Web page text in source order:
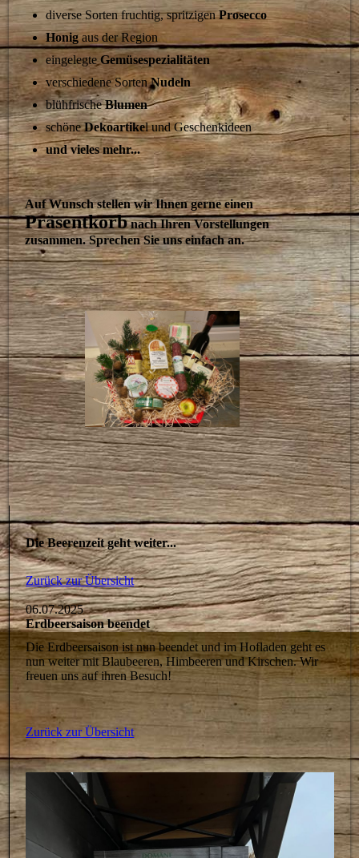
diverse Sorten fruchtig, spritzigenProsecco
Honigaus der Region
eingelegteGemüsespezialitäten
verschiedene SortenNudeln
blühfrischeBlumen
schöneDekoartikel und Geschenkideen
und vieles mehr...
Auf Wunsch stellen wir Ihnen gerne einen
Präsentkorbnach Ihren Vorstellungen
zusammen. Sprechen Sie uns einfach an.
Die Beerenzeit geht weiter...
Zurück zur Übersicht
06.07.2025
Erdbeersaison beendet
Die Erdbeersaison ist nun beendet und im Hofladen geht es
nun weiter mit Blaubeeren, Himbeeren und Kirschen. Wir
freuen uns auf ihren Besuch!
Zurück zur Übersicht